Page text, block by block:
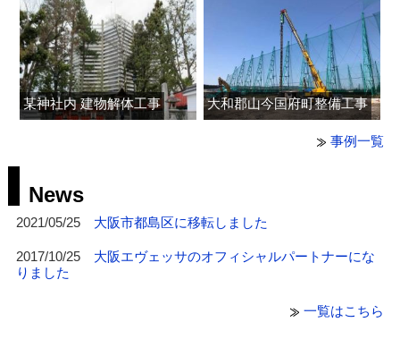
某神社内 建物解体工事 大和郡山今国府町整備工事
事例一覧
News
2021/05/25 大阪市都島区に移転しました
2017/10/25
大阪エヴェッサのオフィシャルパートナーにな
りました
一覧はこちら